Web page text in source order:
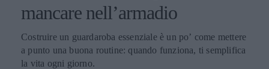
mancare nell’armadio
Costruire un guardaroba essenziale è un po’ come mettere
a punto una buona routine: quando funziona, ti semplifica
la vita ogni giorno.